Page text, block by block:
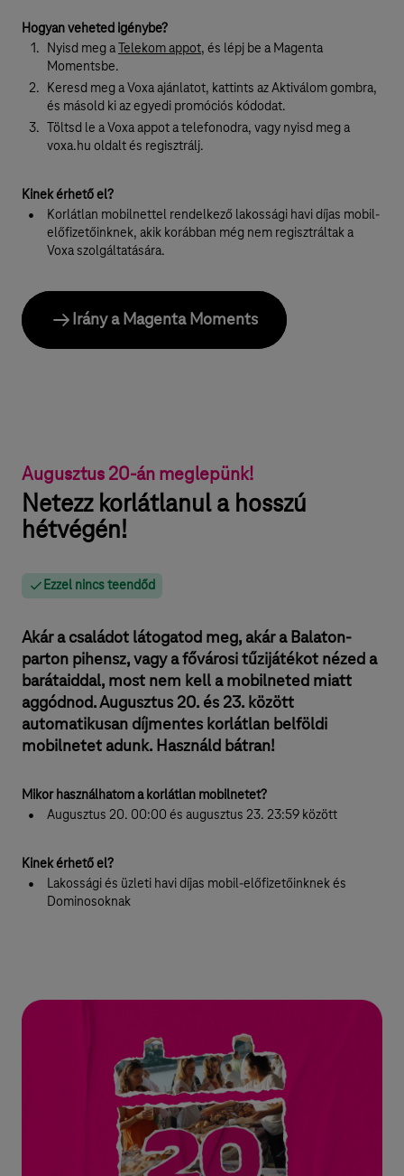
Hogyan veheted igénybe?
Nyisd meg a Telekom appot, és lépj be a Magenta
Momentsbe.
Keresd meg a Voxa ajánlatot, kattints az Aktiválom gombra,
és másold ki az egyedi promóciós kódodat.
Töltsd le a Voxa appot a telefonodra, vagy nyisd meg a
voxa.hu oldalt és regisztrálj.
Kinek érhető el?
Korlátlan mobilnettel rendelkező lakossági havi díjas mobil-
előfizetőinknek, akik korábban még nem regisztráltak a
Voxa szolgáltatására.
Irány a Magenta Moments
Augusztus 20-án meglepünk!
Netezz korlátlanul a hosszú
hétvégén!
Ezzel nincs teendőd
Akár a családot látogatod meg, akár a Balaton-
parton pihensz, vagy a fővárosi tűzijátékot nézed a
barátaiddal, most nem kell a mobilneted miatt
aggódnod. Augusztus 20. és 23. között
automatikusan díjmentes korlátlan belföldi
mobilnetet adunk. Használd bátran!
Mikor használhatom a korlátlan mobilnetet?
Augusztus 20. 00:00 és augusztus 23. 23:59 között
Kinek érhető el?
Lakossági és üzleti havi díjas mobil-előfizetőinknek és
Dominosoknak